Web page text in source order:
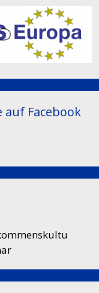
auf Facebook